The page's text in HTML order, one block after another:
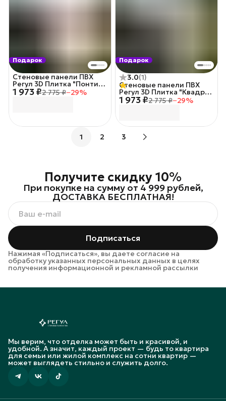
Подарок
1 973 ₽2 775 ₽−29%
Стеновые панели ПВХ
Регул 3D Плитка "Понти"
10 шт/уп.
Подарок
3.0(1)
1 973 ₽2 775 ₽−29%
Стеновые панели ПВХ
Регул 3D Плитка "Квадрат
белый" 10 шт/уп.
1 2 3
Получите скидку 10%
При покупке на сумму от 4 999 рублей,
ДОСТАВКА БЕСПЛАТНАЯ!
Подписаться
Нажимая «Подписаться», вы даете согласие на
обработку указанных персональных данных в целях
получения информационной и рекламной рассылки
Мы верим, что отделка может быть и красивой, и
удобной. А значит, каждый проект — будь то квартира
для семьи или жилой комплекс на сотни квартир —
может выглядеть стильно и служить долго.